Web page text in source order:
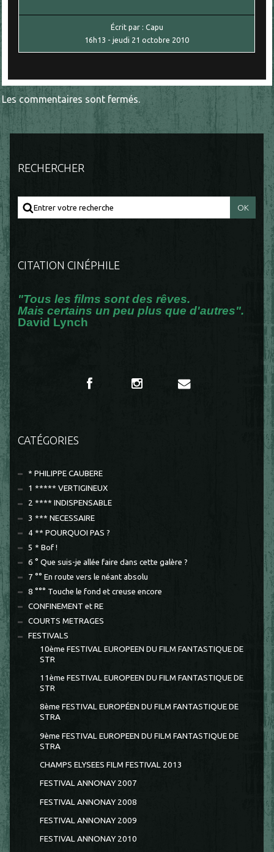
Écrit par : Capu
16h13 -jeudi 21 octobre 2010
Les commentaires sont fermés.
RECHERCHER
CITATION CINÉPHILE
"Tous les films sont des rêves.
Mais certains un peu plus que d'autres".
David Lynch
CATÉGORIES
* PHILIPPE CAUBERE
1 ***** VERTIGINEUX
2 **** INDISPENSABLE
3 *** NECESSAIRE
4 ** POURQUOI PAS ?
5 * Bof !
6 ° Que suis-je allée faire dans cette galère ?
7 °° En route vers le néant absolu
8 °°° Touche le fond et creuse encore
CONFINEMENT et RE
COURTS METRAGES
FESTIVALS
10ème FESTIVAL EUROPEEN DU FILM FANTASTIQUE DE
STR
11ème FESTIVAL EUROPEEN DU FILM FANTASTIQUE DE
STR
8ème FESTIVAL EUROPÉEN DU FILM FANTASTIQUE DE
STRA
9ème FESTIVAL EUROPEEN DU FILM FANTASTIQUE DE
STRA
CHAMPS ELYSEES FILM FESTIVAL 2013
FESTIVAL ANNONAY 2007
FESTIVAL ANNONAY 2008
FESTIVAL ANNONAY 2009
FESTIVAL ANNONAY 2010